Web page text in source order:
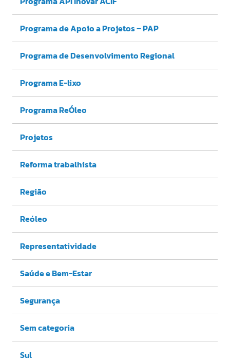
Programa de Apoio a Projetos – PAP
Programa de Desenvolvimento Regional
Programa E-lixo
Programa ReÓleo
Projetos
Reforma trabalhista
Região
Reóleo
Representatividade
Saúde e Bem-Estar
Segurança
Sem categoria
Sul